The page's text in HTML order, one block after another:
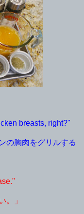
breasts, right?"
の胸肉をグリルする
。」